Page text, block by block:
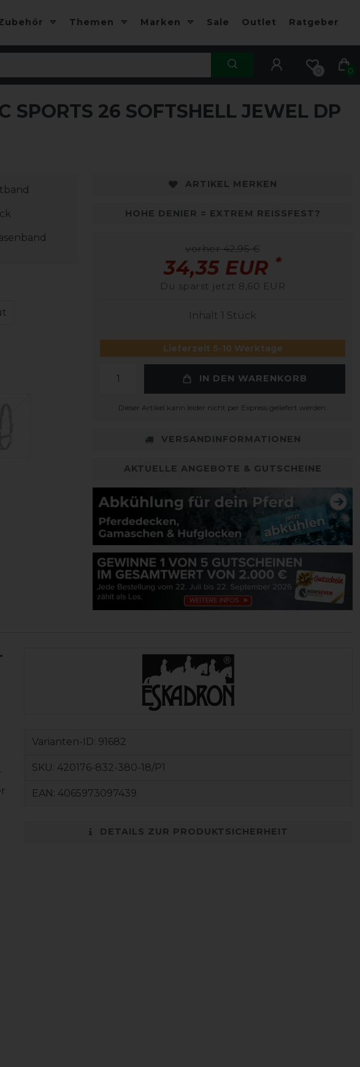
Themen Marken Sale Outlet Ratgeber
0 0
SPORTS 26 SOFTSHELL JEWEL DP
ARTIKEL MERKEN
HOHE DENIER = EXTREM REISSFEST?
vorher 42,95 €
34,35 EUR *
Du sparst jetzt 8,60 EUR
Inhalt 1 Stück
Lieferzeit 5-10 Werktage
IN DEN WARENKORB
Dieser Artikel kann leider nicht per Express geliefert werden.
VERSANDINFORMATIONEN
AKTUELLE ANGEBOTE & GUTSCHEINE
Varianten-ID: 91682
SKU: 420176-832-380-18/P1
EAN: 4065973097439
DETAILS ZUR PRODUKTSICHERHEIT